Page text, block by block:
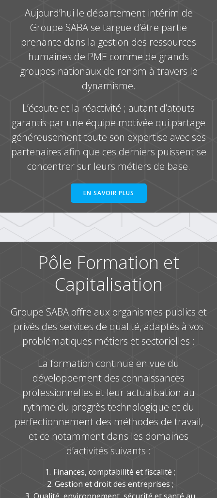
Aujourd’hui le département intérim de
Groupe SABA se targue d’être partie
prenante dans la gestion des ressources
humaines de PME comme de grands
groupes nationaux de renom à travers le
dynamisme.
L’écoute et la réactivité ; autant d’atouts
garantis par une équipe motivée qui partage
généreusement toute son expertise avec ses
partenaires afin que ces derniers puissent se
concentrer sur leurs métiers de base.
EN SAVOIR PLUS
Pôle Formation et
Capitalisation
Groupe SABA offre aux organismes publics et
privés des services de qualité, adaptés à vos
problématiques métiers et sectorielles :
La formation continue en vue du
développement des connaissances
professionnelles et leur actualisation au
rythme du progrès technologique et du
perfectionnement des méthodes de travail,
et ce notamment dans les domaines
d’activités suivants :
Finances, comptabilité et fiscalité ;
Gestion et droit des entreprises ;